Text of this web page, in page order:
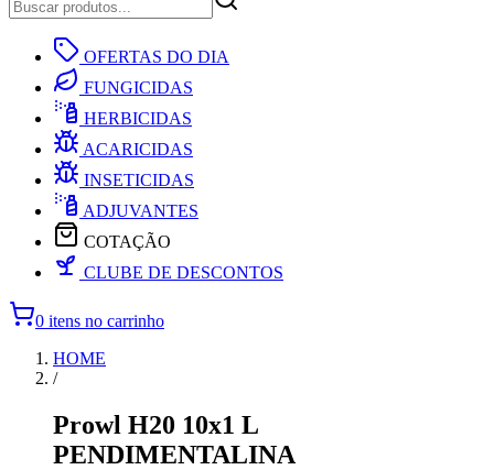
OFERTAS DO DIA
FUNGICIDAS
HERBICIDAS
ACARICIDAS
INSETICIDAS
ADJUVANTES
COTAÇÃO
CLUBE DE DESCONTOS
0 itens no carrinho
HOME
/
Prowl H20 10x1 L
PENDIMENTALINA